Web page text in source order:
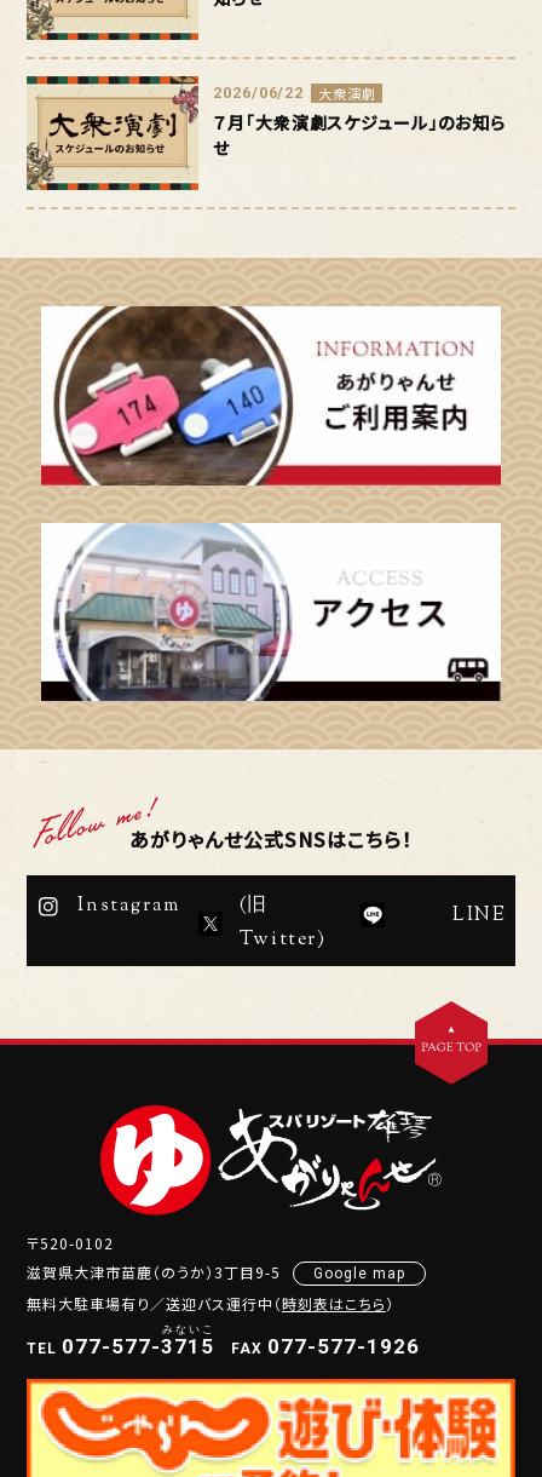
2026/06/22 大衆演劇
７月「大衆演劇スケジュール」のお知ら
せ
あがりゃんせ公式SNSはこちら！
Instagram
(旧
Twitter)
LINE
〒520-0102
滋賀県大津市苗鹿（のうか）3丁目9-5
Google map
無料大駐車場有り／送迎バス運行中（時刻表はこちら）
TEL 077-577-371 5 FAX 077-577-1926